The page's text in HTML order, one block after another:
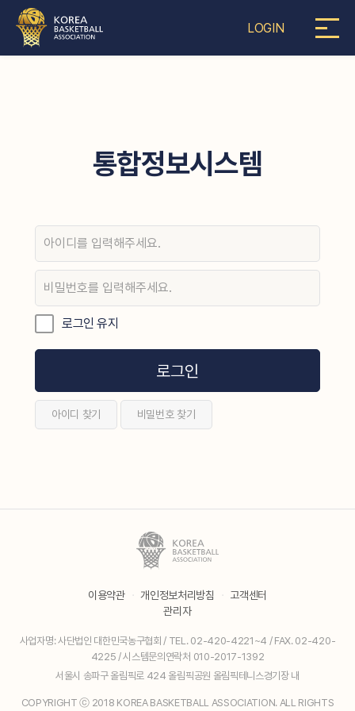
LOGIN
통합정보시스템
로그인 유지
로그인
아이디 찾기 비밀번호 찾기
이용약관 · 개인정보처리방침 · 고객센터
관리자
사업자명: 사단법인 대한민국농구협회 / TEL. 02-420-4221~4 / FAX. 02-420-
4225 / 시스템문의연락처 010-2017-1392
서울시 송파구 올림픽로 424 올림픽공원 올림픽테니스경기장 내
COPYRIGHT ⓒ 2018 KOREA BASKETBALL ASSOCIATION. ALL RIGHTS